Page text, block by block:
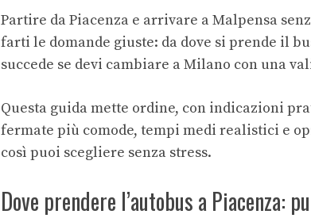
Partire da Piacenza e arrivare a Malpensa
farti le domande giuste: da dove si prende il
succede se devi cambiare a Milano con una
Questa guida mette ordine, con indicazioni
fermate più comode, tempi medi realistici e
così puoi scegliere senza stress.
Dove prendere l’autobus a Piacenza: